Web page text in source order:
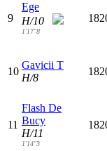
9
Ege
H/10
1'17"8
10
Gavicii T
H/8
11
Flash De
Bucy
H/11
1'14"3